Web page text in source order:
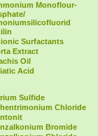
Monoflour-
Surfactants
Extract
Oil
Acid
Sulfide
Chloride
Bromide